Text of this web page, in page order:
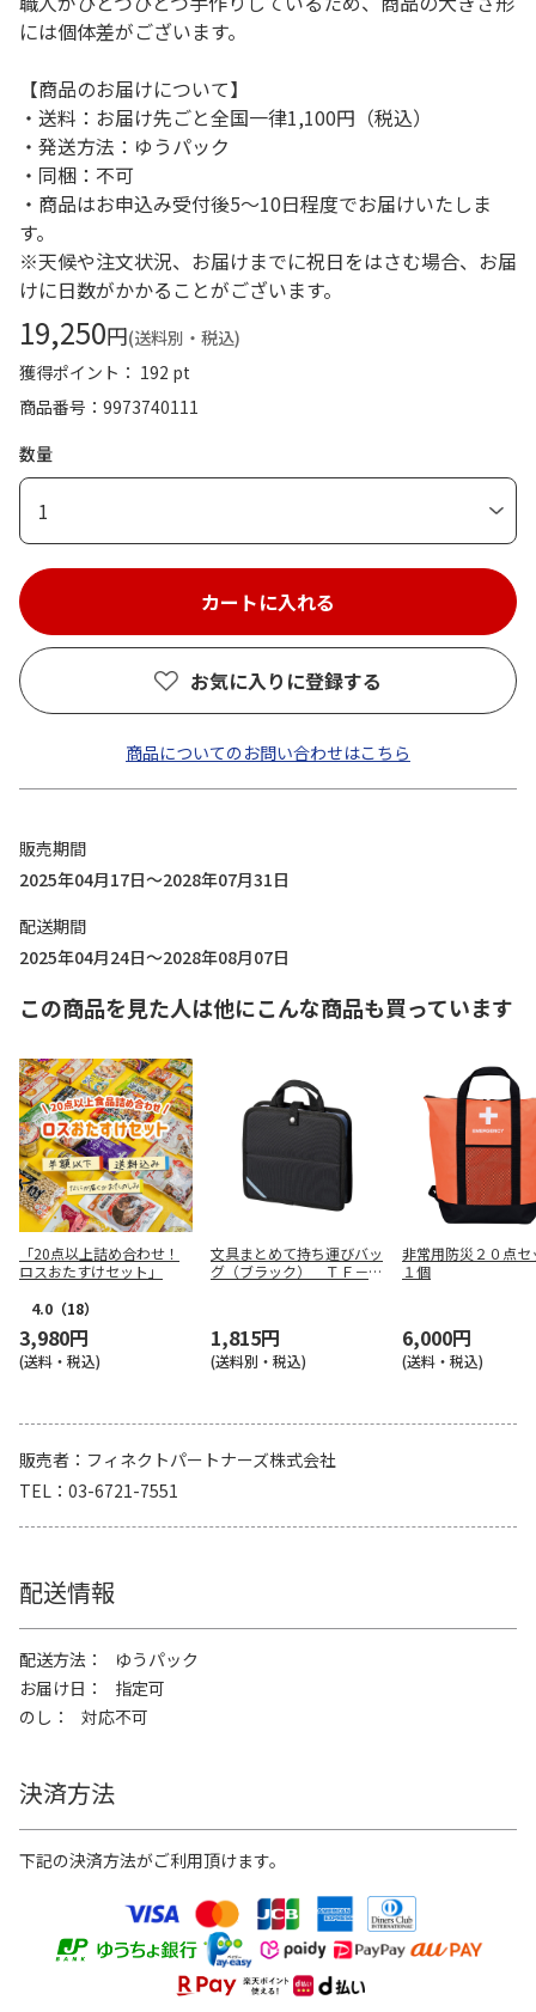
には個体差がございます。
【商品のお届けについて】
・送料：お届け先ごと全国一律1,100円（税込）
・発送方法：ゆうパック
・同梱：不可
・商品はお申込み受付後5～10日程度でお届けいたしま
す。
※天候や注文状況、お届けまでに祝日をはさむ場合、お届
けに日数がかかることがございます。
19,250円(送料別・税込)
獲得ポイント： 192 pt
商品番号
9973740111
数量
1
お気に入りに登録する
商品についてのお問い合わせはこちら
販売期間
2025年04月17日～2028年07月31日
配送期間
2025年04月24日～2028年08月07日
この商品を見た人は他にこんな商品も買っています
「20点以上詰め合わせ！
ロスおたすけセット」
4.0 （18）
3,980円
(送料・税込)
文具まとめて持ち運びバッ
グ（ブラック） ＴＦ－０
1,815円
(送料別・税込)
非常用防災２０点
１個
6,000円
(送料・税込)
販売者
フィネクトパートナーズ株式会社
TEL
03-6721-7551
配送情報
配送方法
ゆうパック
お届け日
指定可
のし
対応不可
決済方法
下記の決済方法がご利用頂けます。